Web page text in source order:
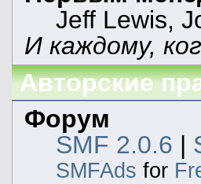
Jeff Lewis,
И каждому,
Авторские
Форум
SMF 2.0.6 |
SMFAds for